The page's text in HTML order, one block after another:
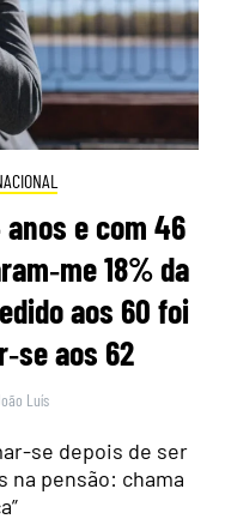
anos e com 46
18% da
aos 60 foi
aos 62
Luís
se depois de ser
na pensão: chama